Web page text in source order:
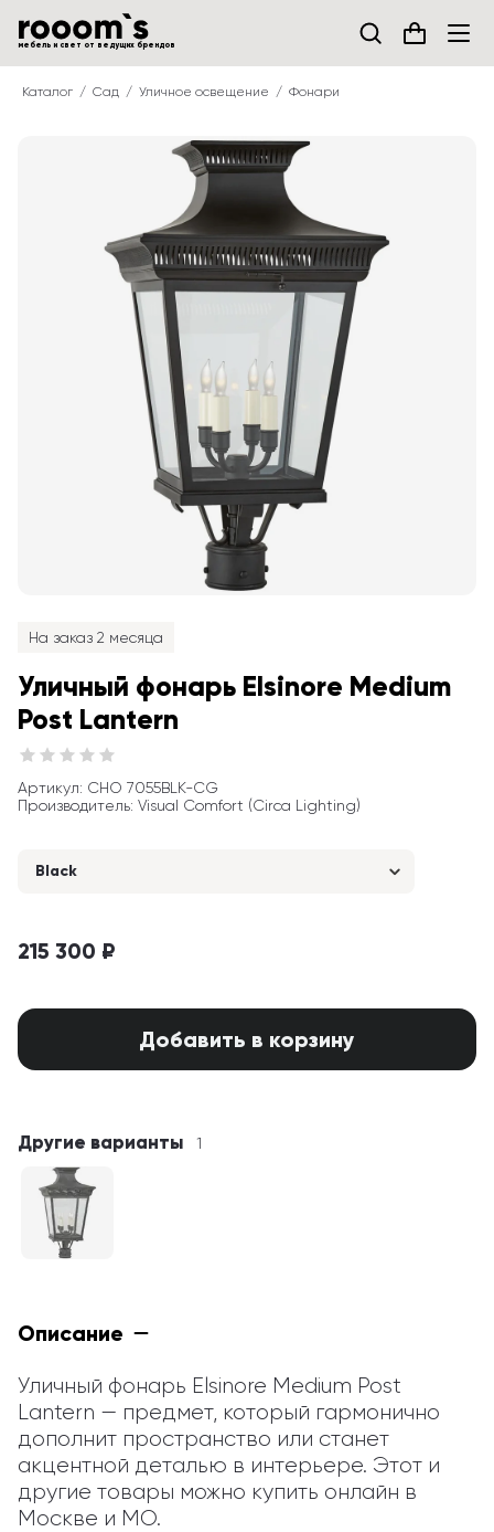
мебель и свет от ведущих брендов
Каталог Сад Уличное освещение Фонари
На заказ 2 месяца
Уличный фонарь Elsinore Medium
Post Lantern
Артикул: CHO 7055BLK-CG
Производитель: Visual Comfort (Circa Lighting)
Black
215 300 ₽
Добавить в корзину
Другие варианты 1
Описание
Уличный фонарь Elsinore Medium Post
Lantern — предмет, который гармонично
дополнит пространство или станет
акцентной деталью в интерьере. Этот и
другие товары можно купить онлайн в
Москве и МО.